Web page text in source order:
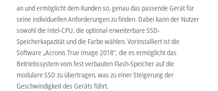
an und ermöglicht dem Kunden so, genau das passende Gerät für
seine individuellen Anforderungen zu finden. Dabei kann der Nutzer
sowohl die Intel-CPU, die optional erweiterbare SSD-
Speicherkapazität und die Farbe wählen. Vorinstalliert ist die
Software „Acronis True Image 2018“, die es ermöglicht das
Betriebssystem vom fest verbauten Flash-Speicher auf die
modulare SSD zu übertragen, was zu einer Steigerung der
Geschwindigkeit des Geräts führt.